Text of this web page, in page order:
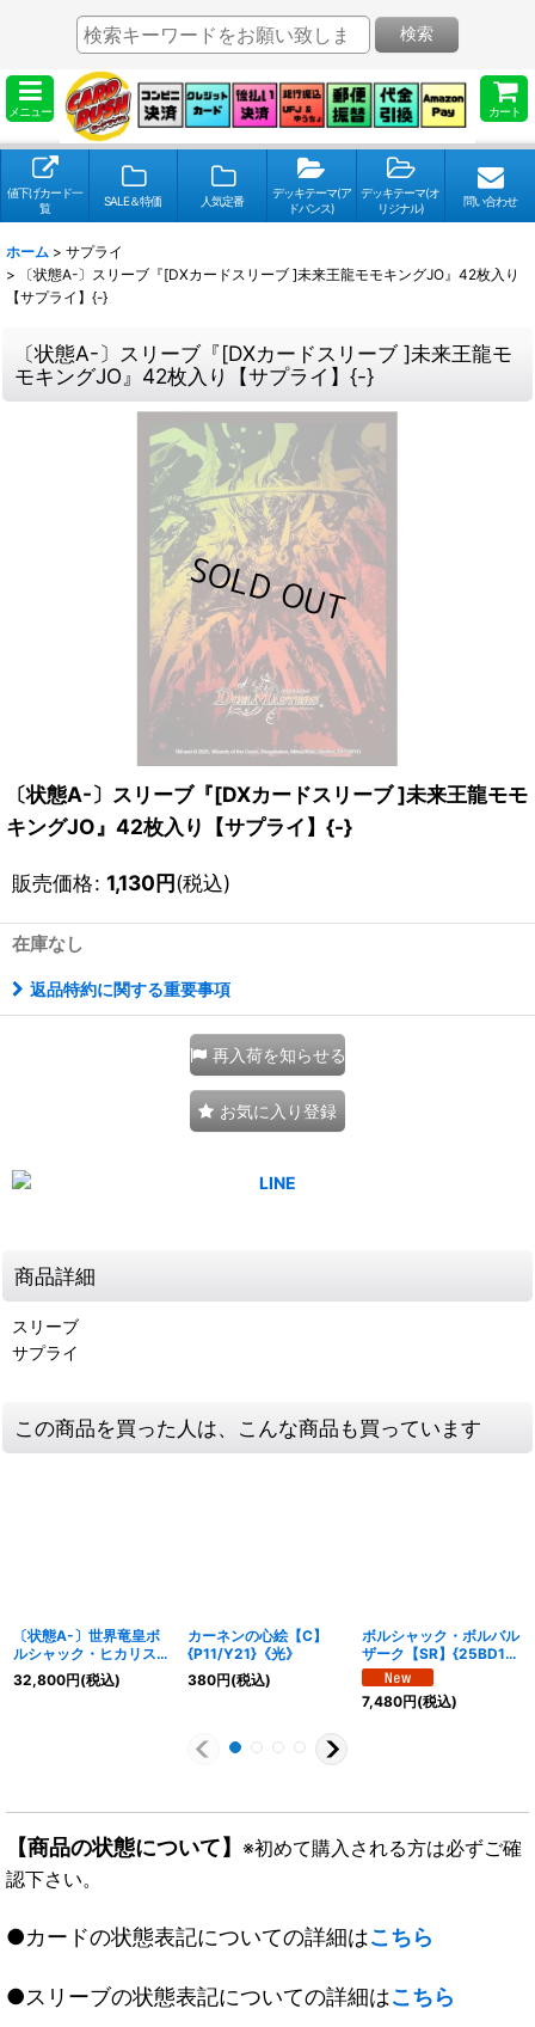
メニュー カート
検索
値下げカード一
覧
SALE＆特価 人気定番
デッキテーマ(ア
ドバンス)
デッキテーマ(オ
リジナル)
問い合わせ
ホーム > サプライ
>
〔状態A-〕スリーブ『[DXカードスリーブ ]未来王龍モモキングJO』42枚入り
【サプライ】{-}
〔状態A-〕スリーブ『[DXカードスリーブ ]未来王龍モ
モキングJO』42枚入り【サプライ】{-}
〔状態A-〕スリーブ『[DXカードスリーブ ]未来王龍モモ
キングJO』42枚入り【サプライ】{-}
販売価格: 1,130円(税込)
在庫なし
返品特約に関する重要事項
再入荷を知らせる
お気に入り登録
商品詳細
スリーブ
サプライ
この商品を買った人は、こんな商品も買っています
〔状態A-〕世界竜皇ボ
ルシャック・ヒカリスマ
【SPR】{26EX2SPR秘
2超/SPR秘5}《多》
32,800円(税込)
カーネンの心絵【C】
{P11/Y21}《光》
380円(税込)
ボルシャック・ボルバル
ザーク【SR】{25BD1秘
1/秘1}《多》
7,480円(税込)
【商品の状態について】 ※初めて購入される方は必ずご確
認下さい。
●カードの状態表記についての詳細はこちら
●スリーブの状態表記についての詳細はこちら